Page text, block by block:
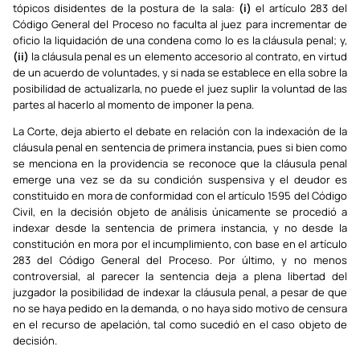
tópicos disidentes de la postura de la sala: (i) el artículo 283 del
Código General del Proceso no faculta al juez para incrementar de
oficio la liquidación de una condena como lo es la cláusula penal; y,
(ii) la cláusula penal es un elemento accesorio al contrato, en virtud
de un acuerdo de voluntades, y si nada se establece en ella sobre la
posibilidad de actualizarla, no puede el juez suplir la voluntad de las
partes al hacerlo al momento de imponer la pena.
La Corte, deja abierto el debate en relación con la indexación de la
cláusula penal en sentencia de primera instancia, pues si bien como
se menciona en la providencia se reconoce que la cláusula penal
emerge una vez se da su condición suspensiva y el deudor es
constituido en mora de conformidad con el artículo 1595 del Código
Civil, en la decisión objeto de análisis únicamente se procedió a
indexar desde la sentencia de primera instancia, y no desde la
constitución en mora por el incumplimiento, con base en el artículo
283 del Código General del Proceso. Por último, y no menos
controversial, al parecer la sentencia deja a plena libertad del
juzgador la posibilidad de indexar la cláusula penal, a pesar de que
no se haya pedido en la demanda, o no haya sido motivo de censura
en el recurso de apelación, tal como sucedió en el caso objeto de
decisión.